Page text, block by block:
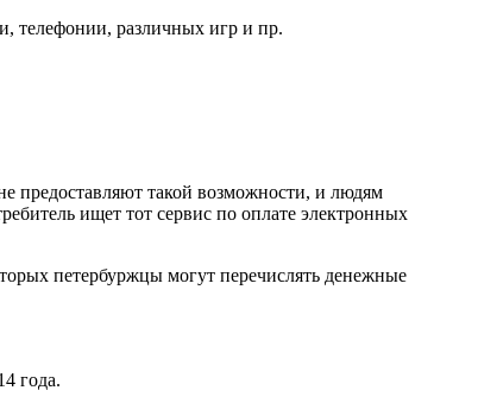
телефонии, различных игр и пр.
предоставляют такой возможности, и людям
ищет тот сервис по оплате электронных
петербуржцы могут перечислять денежные
года.